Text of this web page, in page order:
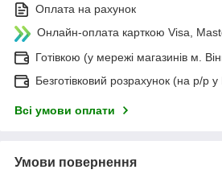
Оплата на рахунок
Онлайн-оплата карткою Visa,
Готівкою (у мережі магазинів м.
Безготівковий розрахунок (на р/р
Всі умови оплати
Умови повернення